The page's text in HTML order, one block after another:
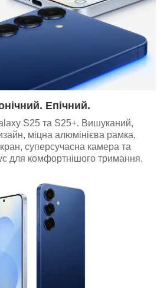
Епічний.
S25 та S25+. Вишуканий,
міцна алюмінієва рамка,
суперсучасна камера та
для комфортнішого тримання.